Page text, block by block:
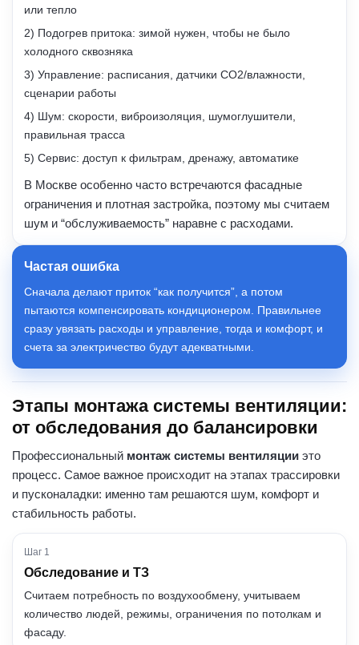
или тепло
2) Подогрев притока: зимой нужен, чтобы не было
холодного сквозняка
3) Управление: расписания, датчики CO2/влажности,
сценарии работы
4) Шум: скорости, виброизоляция, шумоглушители,
правильная трасса
5) Сервис: доступ к фильтрам, дренажу, автоматике
В Москве особенно часто встречаются фасадные
ограничения и плотная застройка, поэтому мы считаем
шум и “обслуживаемость” наравне с расходами.
Частая ошибка
Сначала делают приток “как получится”, а потом
пытаются компенсировать кондиционером. Правильнее
сразу увязать расходы и управление, тогда и комфорт, и
счета за электричество будут адекватными.
Этапы монтажа системы вентиляции:
от обследования до балансировки
Профессиональный монтаж системы вентиляции это
процесс. Самое важное происходит на этапах трассировки
и пусконаладки: именно там решаются шум, комфорт и
стабильность работы.
Шаг 1
Обследование и ТЗ
Считаем потребность по воздухообмену, учитываем
количество людей, режимы, ограничения по потолкам и
фасаду.